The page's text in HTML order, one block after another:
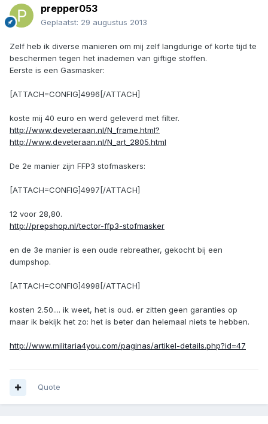
prepper053
Geplaatst: 29 augustus 2013
Zelf heb ik diverse manieren om mij zelf langdurige of korte tijd te
beschermen tegen het inademen van giftige stoffen.
Eerste is een Gasmasker:
[ATTACH=CONFIG]4996[/ATTACH]
koste mij 40 euro en werd geleverd met filter.
http://www.deveteraan.nl/N_frame.html?
http://www.deveteraan.nl/N_art_2805.html
De 2e manier zijn FFP3 stofmaskers:
[ATTACH=CONFIG]4997[/ATTACH]
12 voor 28,80.
http://prepshop.nl/tector-ffp3-stofmasker
en de 3e manier is een oude rebreather, gekocht bij een
dumpshop.
[ATTACH=CONFIG]4998[/ATTACH]
kosten 2.50.... ik weet, het is oud. er zitten geen garanties op
maar ik bekijk het zo: het is beter dan helemaal niets te hebben.
http://www.militaria4you.com/paginas/artikel-details.php?id=47
Quote